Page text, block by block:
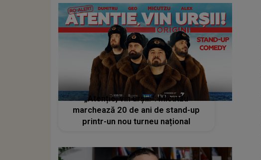
„Atenție, vin urșii!”: Micutzu
marchează 20 de ani de stand-up
printr-un nou turneu național